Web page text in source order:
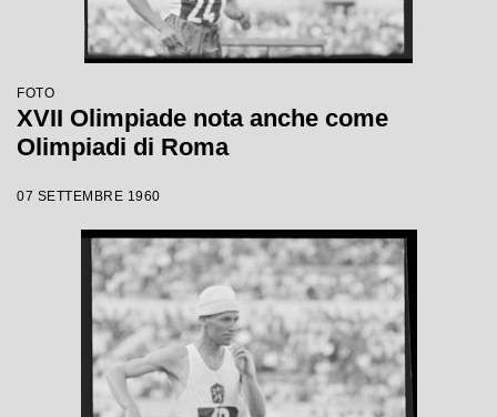
FOTO
XVII Olimpiade nota anche come
Olimpiadi di Roma
07 SETTEMBRE 1960